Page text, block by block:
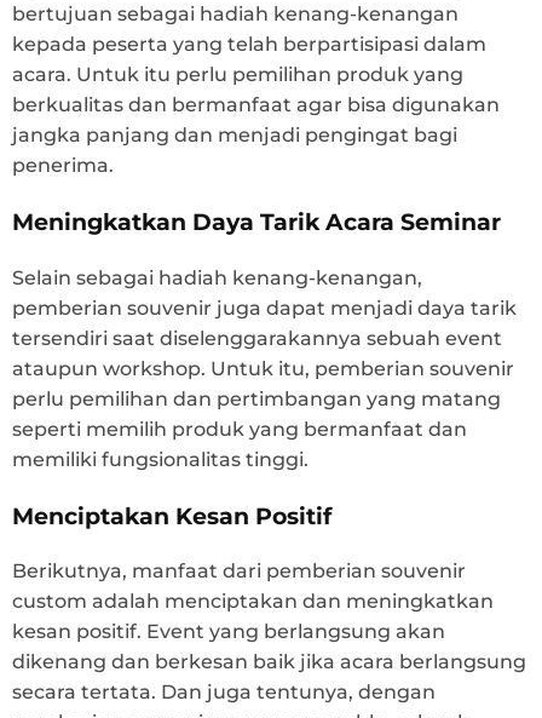
bertujuan sebagai hadiah kenang-kenangan
kepada peserta yang telah berpartisipasi dalam
acara. Untuk itu perlu pemilihan produk yang
berkualitas dan bermanfaat agar bisa digunakan
jangka panjang dan menjadi pengingat bagi
penerima.
Meningkatkan Daya Tarik Acara Seminar
Selain sebagai hadiah kenang-kenangan,
pemberian souvenir juga dapat menjadi daya tarik
tersendiri saat diselenggarakannya sebuah event
ataupun workshop. Untuk itu, pemberian souvenir
perlu pemilihan dan pertimbangan yang matang
seperti memilih produk yang bermanfaat dan
memiliki fungsionalitas tinggi.
Menciptakan Kesan Positif
Berikutnya, manfaat dari pemberian souvenir
custom adalah menciptakan dan meningkatkan
kesan positif. Event yang berlangsung akan
dikenang dan berkesan baik jika acara berlangsung
secara tertata. Dan juga tentunya, dengan